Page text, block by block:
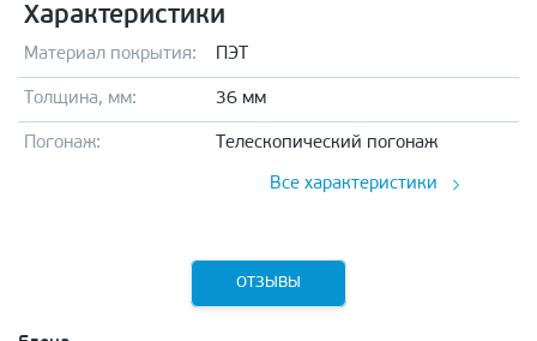
Характеристики
Материал покрытия: ПЭТ
Толщина, мм: 36 мм
Погонаж: Телескопический погонаж
Все характеристики
ОТЗЫВЫ